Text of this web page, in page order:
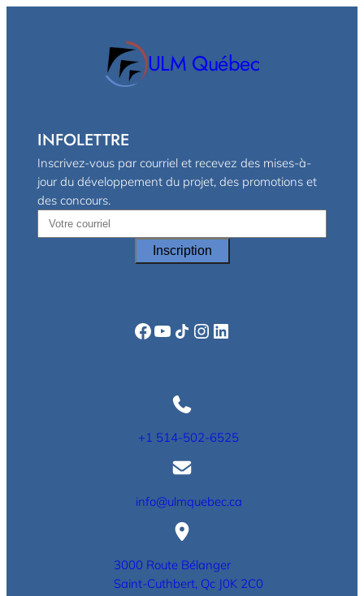
ULM Québec
INFOLETTRE
Inscrivez-vous par courriel et recevez des mises-à-
jour du développement du projet, des promotions et
des concours.
Facebook
YouTube
Icône de partage
Instagram
LinkedIn
+1 514-502-6525
info@ulmquebec.ca
3000 Route Bélanger
Saint-Cuthbert, Qc J0K 2C0